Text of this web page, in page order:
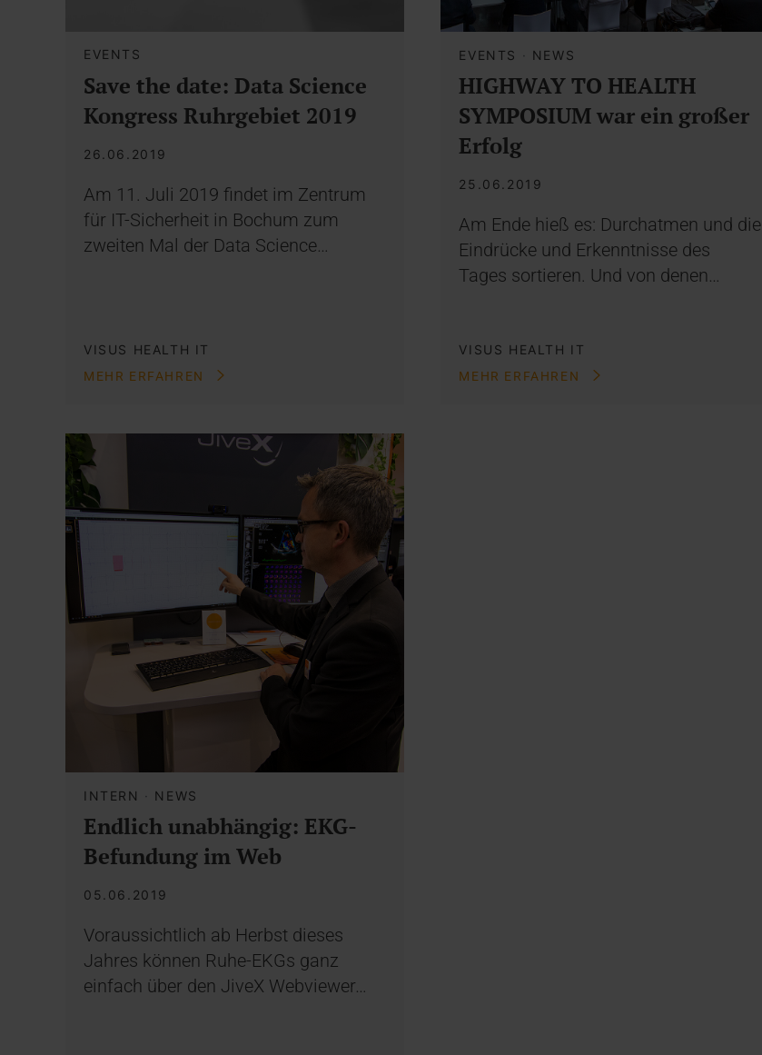
EVENTS
Save the date: Data Science
Kongress Ruhrgebiet 2019
26.06.2019
Am 11. Juli 2019 findet im Zentrum
für IT-Sicherheit in Bochum zum
zweiten Mal der Data Science…
VISUS HEALTH IT
MEHR ERFAHREN
EVENTS · NEWS
HIGHWAY TO HEALTH
SYMPOSIUM war ein großer
Erfolg
25.06.2019
Am Ende hieß es: Durchatmen und die
Eindrücke und Erkenntnisse des
Tages sortieren. Und von denen…
VISUS HEALTH IT
MEHR ERFAHREN
INTERN · NEWS
Endlich unabhängig: EKG-
Befundung im Web
05.06.2019
Voraussichtlich ab Herbst dieses
Jahres können Ruhe-EKGs ganz
einfach über den JiveX Webviewer…